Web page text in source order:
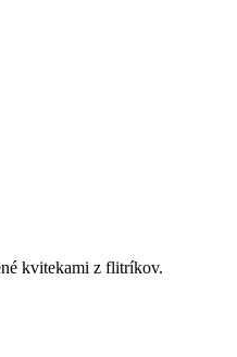
kvitekami z flitríkov.